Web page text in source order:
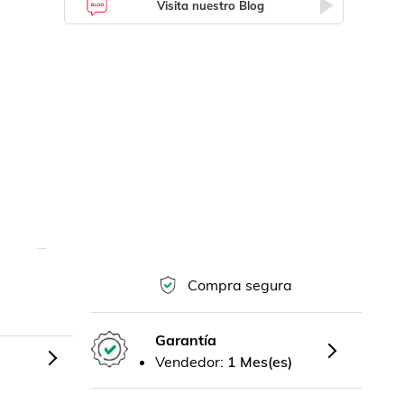
Visita nuestro Blog
Compra segura
Garantía
Vendedor: 1 Mes(es)